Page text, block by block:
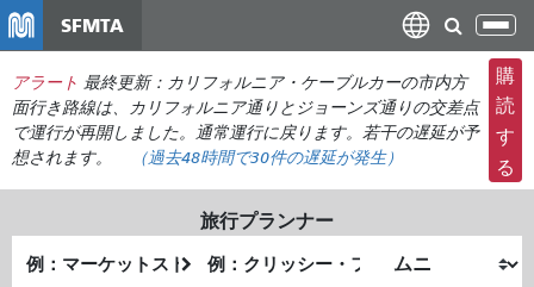
ン
コ
ン
テ
ン
ツ
移
SFMTA
ナ
ビ
ゲ
ー
シ
ョ
の
切
アラート 最終更新：カリフォルニア・ケーブルカーの市内方
面行き路線は、カリフォルニア通りとジョーンズ通りの交差点
で運行が再開しました。通常運行に戻ります。若干の遅延が予
想されます。
（過去48時間で30件の遅延が発生）
購
読
す
る
旅行プランナー
出
発
終
了